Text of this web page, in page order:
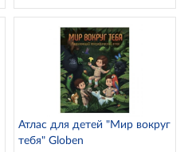
Атлас для детей "Мир вокруг
тебя" Globen